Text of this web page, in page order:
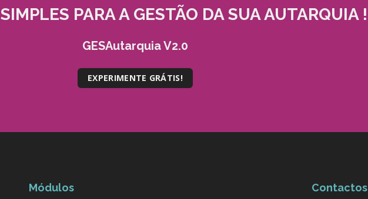
SIMPLES PARA A GESTÃO DA SUA AUTARQUIA !
GESAutarquia V2.0
EXPERIMENTE GRÁTIS!
Módulos Contactos